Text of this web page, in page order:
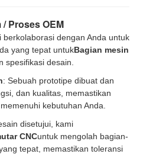
Proses OEM
berkolaborasi dengan Anda untuk
yang tepat untukBagian mesin
spesifikasi desain.
: Sebuah prototipe dibuat dan
dan kualitas, memastikan
kebutuhan Anda.
disetujui, kami
CNCuntuk mengolah bagian-
tepat, memastikan toleransi